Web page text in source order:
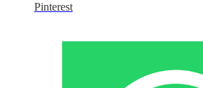
Pinterest